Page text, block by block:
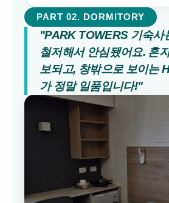
PART 02. DORMITORY
"PARK TOWERS 기숙사
철저해서 안심됐어요. 혼
보되고, 창밖으로 보이는
가 정말 일품입니다!"